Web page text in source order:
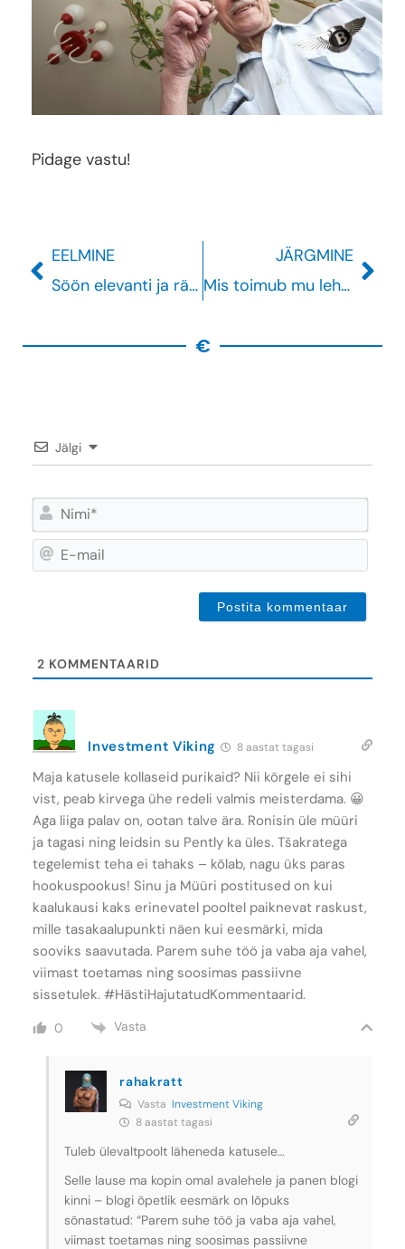
Pidage vastu!
Prev
EELMINE
Söön elevanti ja räägin seksist. Päriselt ka.
JÄRGMINE
Mis toimub mu lehel facebook.com/rahakratt ?
€
Jälgi
Nimi*
mail
2 KOMMENTAARID
Investment Viking 8 aastat tagasi
Maja katusele kollaseid purikaid? Nii kõrgele ei sihi
vist, peab kirvega ühe redeli valmis meisterdama. 😀
Aga liiga palav on, ootan talve ära. Ronisin üle müüri
ja tagasi ning leidsin su Pently ka üles. Tšakratega
tegelemist teha ei tahaks – kõlab, nagu üks paras
hookuspookus! Sinu ja Müüri postitused on kui
kaalukausi kaks erinevatel pooltel paiknevat raskust,
mille tasakaalupunkti näen kui eesmärki, mida
sooviks saavutada. Parem suhe töö ja vaba aja vahel,
viimast toetamas ning soosimas passiivne
sissetulek. #HästiHajutatudKommentaarid.
0 Vasta
rahakratt
Vasta Investment Viking
8 aastat tagasi
Tuleb ülevaltpoolt läheneda katusele…
Selle lause ma kopin omal avalehele ja panen blogi
kinni – blogi õpetlik eesmärk on lõpuks
sõnastatud: “Parem suhe töö ja vaba aja vahel,
viimast toetamas ning soosimas passiivne